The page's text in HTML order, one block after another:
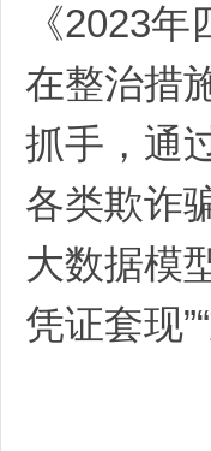
《2023
在整治措
抓手，通
各类欺诈
大数据模
凭证套现